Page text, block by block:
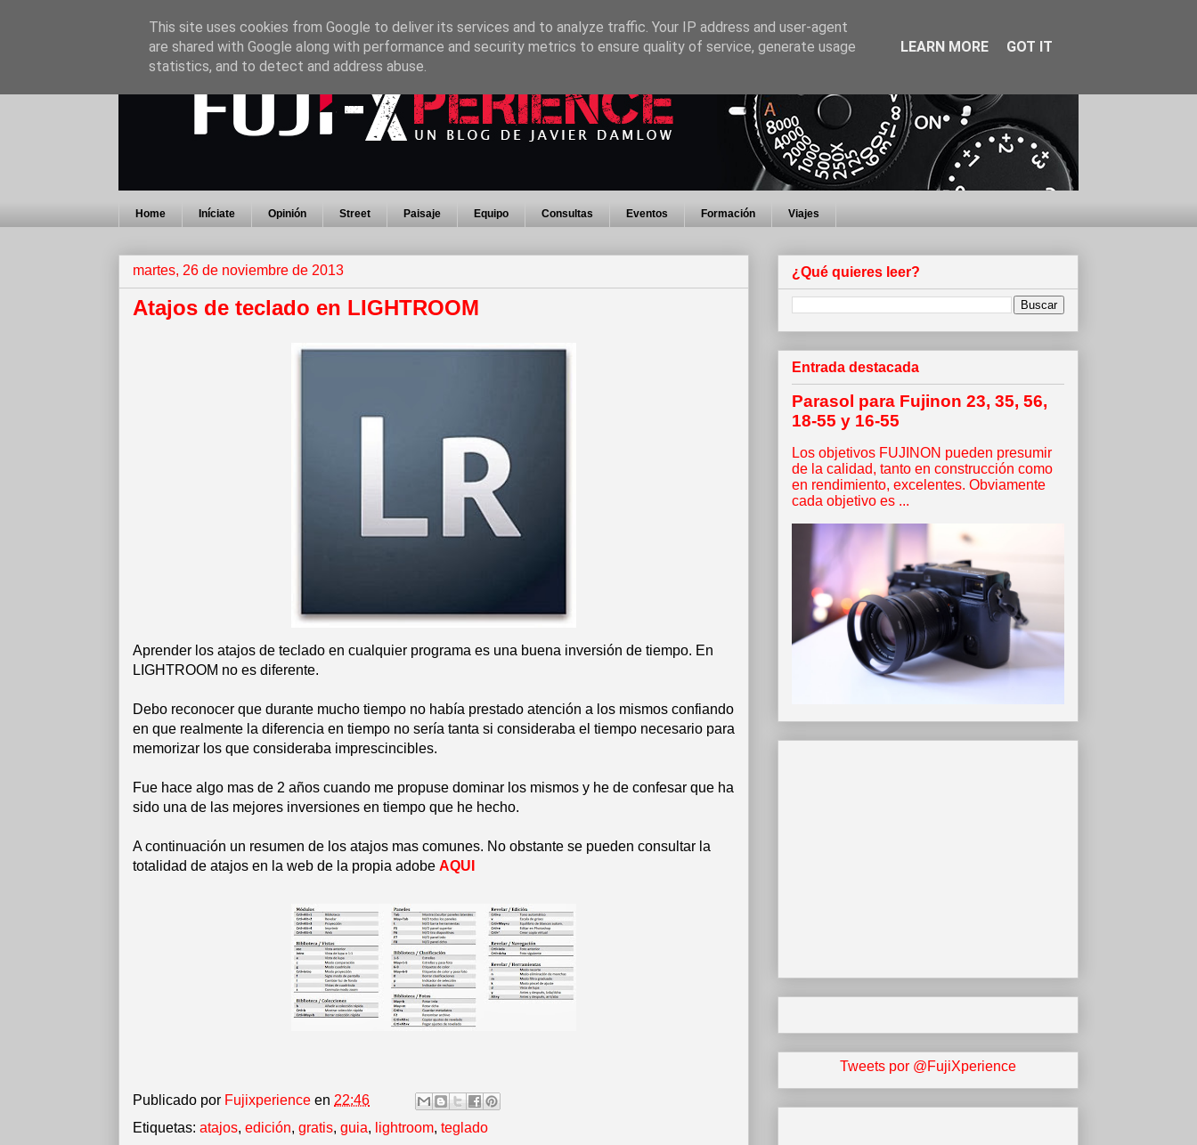
Home Iníciate Opinión Street Paisaje Equipo Consultas Eventos Formación Viajes
martes, 26 de noviembre de 2013
Atajos de teclado en LIGHTROOM
Aprender los atajos de teclado en cualquier programa es una buena inversión de tiempo. En
LIGHTROOM no es diferente.
Debo reconocer que durante mucho tiempo no había prestado atención a los mismos confiando
en que realmente la diferencia en tiempo no sería tanta si consideraba el tiempo necesario para
memorizar los que consideraba imprescincibles.
Fue hace algo mas de 2 años cuando me propuse dominar los mismos y he de confesar que ha
sido una de las mejores inversiones en tiempo que he hecho.
A continuación un resumen de los atajos mas comunes. No obstante se pueden consultar la
totalidad de atajos en la web de la propia adobe AQUI
Publicado por Fujixperience en 22:46
Etiquetas: atajos, edición, gratis, guia, lightroom, teglado
¿Qué quieres leer?
Entrada destacada
Parasol para Fujinon 23, 35, 56,
18-55 y 16-55
Los objetivos FUJINON pueden presumir
de la calidad, tanto en construcción como
en rendimiento, excelentes. Obviamente
cada objetivo es ...
Tweets por @FujiXperience
This site uses cookies from Google to deliver its services and to analyze traffic. Your IP address and user-agent
are shared with Google along with performance and security metrics to ensure quality of service, generate usage
statistics, and to detect and address abuse.
LEARN MORE GOT IT